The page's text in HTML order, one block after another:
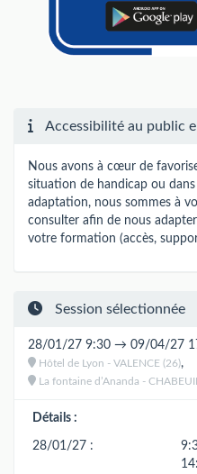
Accessibilité au public
Nous avons à cœur de
situation de handicap ou
adaptation, nous sommes à
consulter afin de nous
votre formation (accès,
Session sélectionnée
28/01/27 9:30 → 09/04/27
Hôtel de Lyon - VALENCE (26),
La fontaine d’Ananda -
Détails :
28/01/27 :